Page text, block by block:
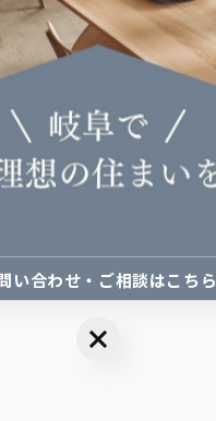
問い合わせ・ご相談はこちら
い合わせ・ご相談はこちら